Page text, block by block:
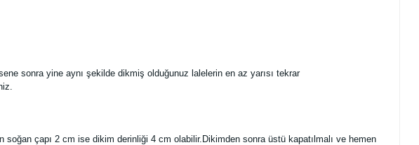
sonra yine aynı şekilde dikmiş olduğunuz lalelerin en az yarısı tekrar
çapı 2 cm ise dikim derinliği 4 cm olabilir.Dikimden sonra üstü kapatılmalı ve hemen